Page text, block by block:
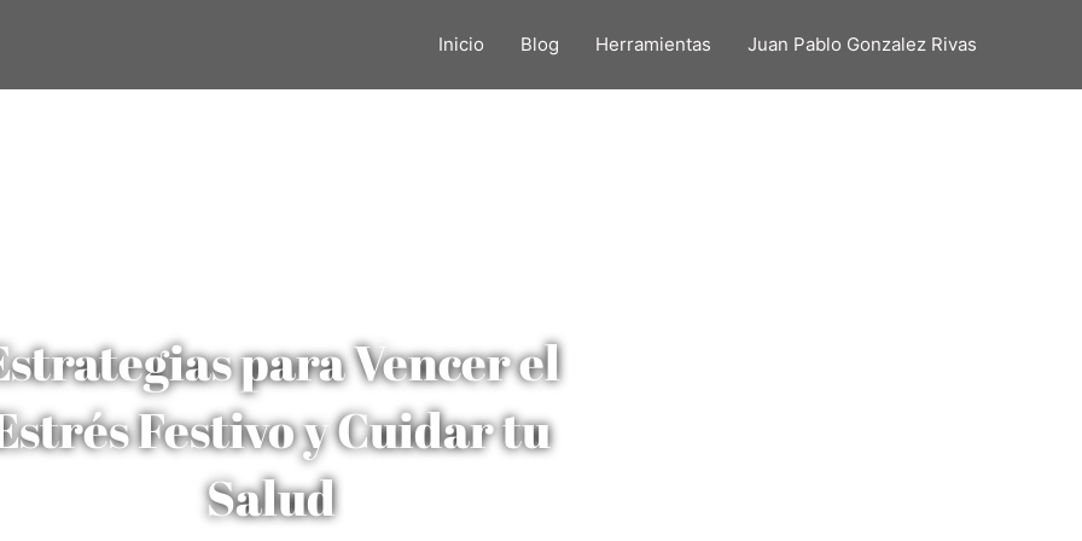
Inicio Blog Herramientas Juan Pablo Gonzalez Rivas
para Vencer el
Festivo y Cuidar tu
Salud